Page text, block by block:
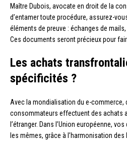
Maître Dubois, avocate en droit de la
d’entamer toute procédure, assurez-
éléments de preuve : échanges de
Ces documents seront précieux pour
Les achats
spécificités ?
Avec la mondialisation du e-commerce,
consommateurs effectuent des achats
l’étranger. Dans l’Union européenne,
les mêmes, grâce à l’harmonisation